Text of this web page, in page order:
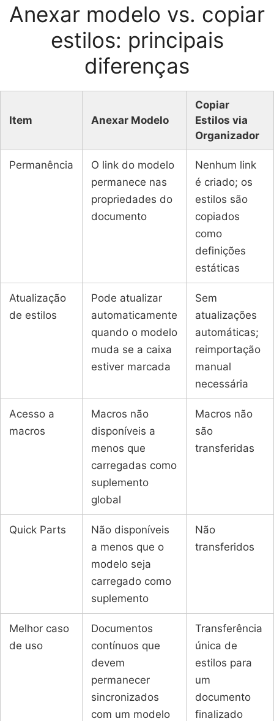
Anexar modelo vs. copiar
estilos: principais
diferenças
Item Anexar Modelo
Copiar
Estilos via
Organizador
Permanência
O link do modelo
permanece nas
propriedades do
documento
Nenhum link
é criado; os
estilos são
copiados
como
definições
estáticas
Atualização
de estilos
Pode atualizar
automaticamente
quando o modelo
muda se a caixa
estiver marcada
Sem
atualizações
automáticas;
reimportação
manual
necessária
Acesso a
macros
Macros não
disponíveis a
menos que
carregadas como
suplemento
global
Macros não
são
transferidas
Quick Parts
Não disponíveis
a menos que o
modelo seja
carregado como
suplemento
Não
transferidos
Melhor caso
de uso
Documentos
contínuos que
devem
permanecer
sincronizados
com um modelo
Transferência
única de
estilos para
um
documento
finalizado